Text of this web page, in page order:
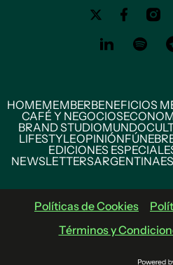
HOMEMEMBERBENEFICIOS
CAFÉ Y NEGOCIOS
BRAND STUDIOMUNDO
LIFESTYLEOPINIÓN
EDICIONES
NEWSLETTERSARGENTINA
Políticas de Cookies
Términos y